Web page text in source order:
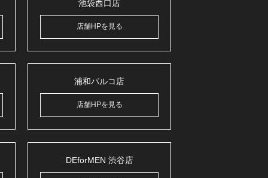
池袋西口店
店舗HPを見る
浦和パルコ店
店舗HPを見る
DEforMEN 渋谷店